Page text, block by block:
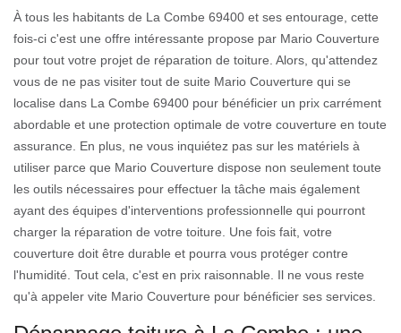
À tous les habitants de La Combe 69400 et ses entourage, cette
fois-ci c'est une offre intéressante propose par Mario Couverture
pour tout votre projet de réparation de toiture. Alors, qu'attendez
vous de ne pas visiter tout de suite Mario Couverture qui se
localise dans La Combe 69400 pour bénéficier un prix carrément
abordable et une protection optimale de votre couverture en toute
assurance. En plus, ne vous inquiétez pas sur les matériels à
utiliser parce que Mario Couverture dispose non seulement toute
les outils nécessaires pour effectuer la tâche mais également
ayant des équipes d'interventions professionnelle qui pourront
charger la réparation de votre toiture. Une fois fait, votre
couverture doit être durable et pourra vous protéger contre
l'humidité. Tout cela, c'est en prix raisonnable. Il ne vous reste
qu'à appeler vite Mario Couverture pour bénéficier ses services.